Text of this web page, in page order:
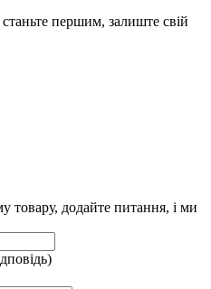
першим, залиште свій
додайте питання, і ми